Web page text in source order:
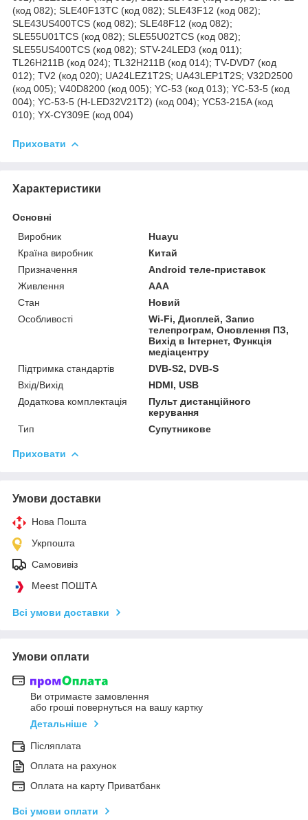
(код 082); SLE40F13TC (код 082); SLE43F12 (код 082);
SLE43US400TCS (код 082); SLE48F12 (код 082);
SLE55U01TCS (код 082); SLE55U02TCS (код 082);
SLE55US400TCS (код 082); STV-24LED3 (код 011);
TL26H211B (код 024); TL32H211B (код 014); TV-DVD7 (код
012); TV2 (код 020); UA24LEZ1T2S; UA43LEP1T2S; V32D2500
(код 005); V40D8200 (код 005); YC-53 (код 013); YC-53-5 (код
004); YC-53-5 (H-LED32V21T2) (код 004); YC53-215A (код
010); YX-CY309E (код 004)
Приховати
Характеристики
Основні
Виробник
Huayu
Країна виробник
Китай
Призначення
Android теле-приставок
Живлення
AAA
Стан
Новий
Особливості
Wi-Fi, Дисплей, Запис
телепрограм, Оновлення ПЗ,
Вихід в Інтернет, Функція
медіацентру
Підтримка стандартів
DVB-S2, DVB-S
Вхід/Вихід
HDMI, USB
Додаткова комплектація
Пульт дистанційного
керування
Тип
Супутникове
Приховати
Умови доставки
Нова Пошта
Укрпошта
Самовивіз
Meest ПОШТА
Всі умови доставки
Умови оплати
Ви отримаєте замовлення
або гроші повернуться на вашу картку
Детальніше
Післяплата
Оплата на рахунок
Оплата на карту Приватбанк
Всі умови оплати